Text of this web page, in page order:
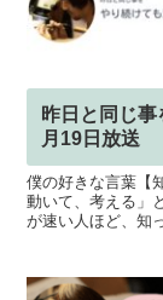
昨日と同じ
月19日放送
僕の好きな言葉【
動いて、考える」
が速い人ほど、知